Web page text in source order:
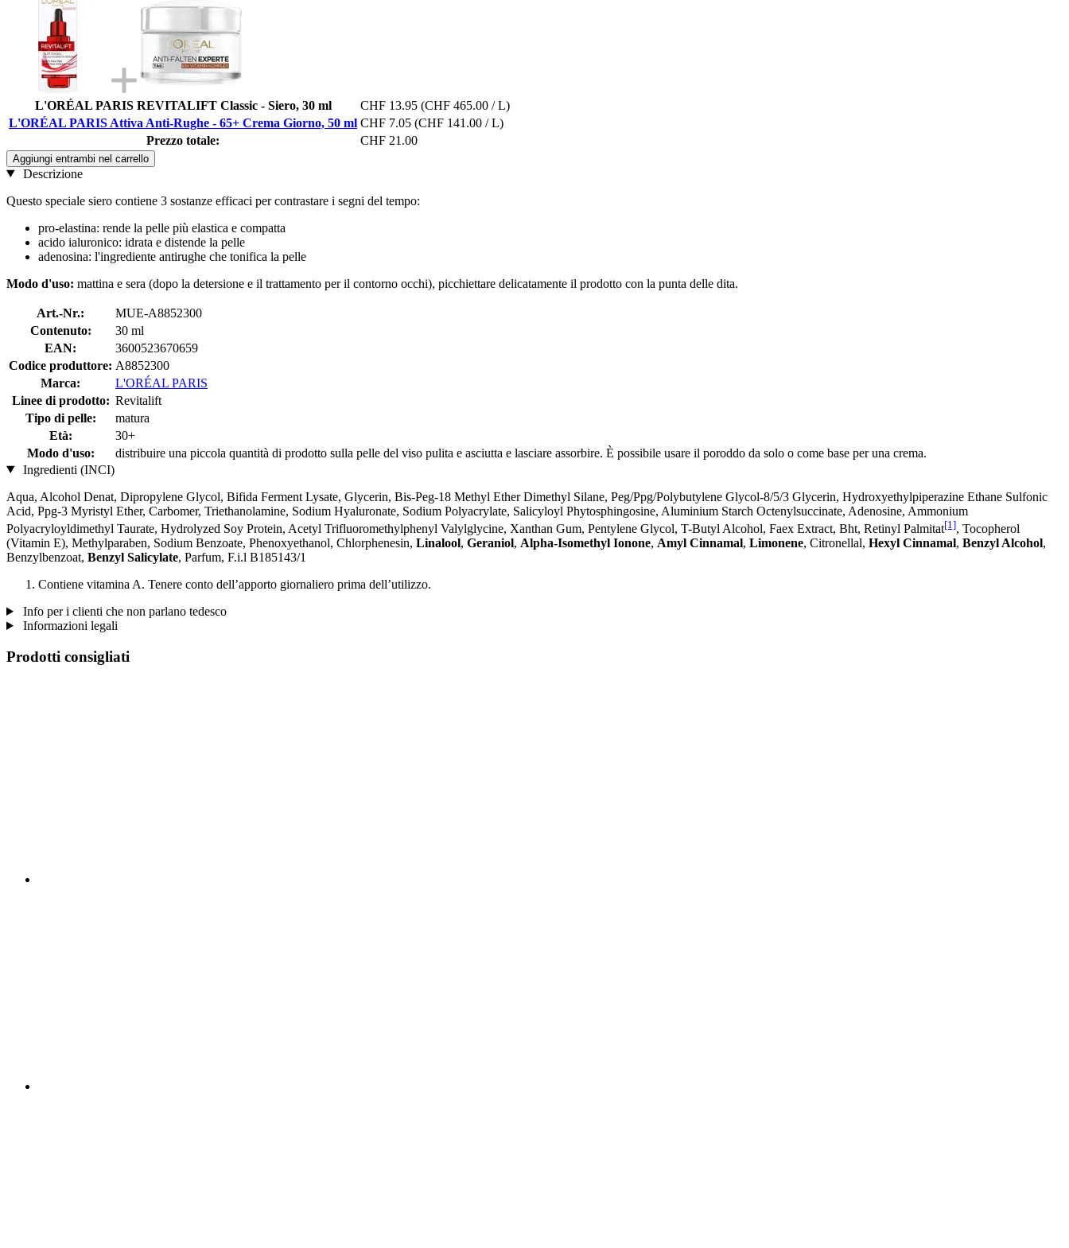
L'ORÉAL PARIS REVITALIFT Classic - Siero, 30 ml CHF 13.95 (CHF 465.00 / L)
L'ORÉAL PARIS Attiva Anti-Rughe - 65+ Crema Giorno, 50 ml CHF 7.05 (CHF 141.00 / L)
Prezzo totale:
CHF 21.00
Aggiungi entrambi nel carrello
Descrizione
Questo speciale siero contiene 3 sostanze efficaci per contrastare i segni del tempo:
pro-elastina: rende la pelle più elastica e compatta
acido ialuronico: idrata e distende la pelle
adenosina: l'ingrediente antirughe che tonifica la pelle
Modo d'uso: mattina e sera (dopo la detersione e il trattamento per il contorno occhi), picchiettare delicatamente il prodotto con la punta delle dita.
Art.-Nr.:
MUE-A8852300
Contenuto:
30 ml
EAN:
3600523670659
Codice produttore: A8852300
Marca:
L'ORÉAL PARIS
Linee di prodotto: Revitalift
Tipo di pelle:
matura
Età:
30+
Modo d'uso:
distribuire una piccola quantità di prodotto sulla pelle del viso pulita e asciutta e lasciare assorbire. È possibile usare il poroddo da solo o come base per una crema.
Ingredienti (INCI)
Aqua, Alcohol Denat, Dipropylene Glycol, Bifida Ferment Lysate, Glycerin, Bis-Peg-18 Methyl Ether Dimethyl Silane, Peg/Ppg/Polybutylene Glycol-8/5/3 Glycerin, Hydroxyethylpiperazine Ethane Sulfonic
Acid, Ppg-3 Myristyl Ether, Carbomer, Triethanolamine, Sodium Hyaluronate, Sodium Polyacrylate, Salicyloyl Phytosphingosine, Aluminium Starch Octenylsuccinate, Adenosine, Ammonium
Polyacryloyldimethyl Taurate, Hydrolyzed Soy Protein, Acetyl Trifluoromethylphenyl Valylglycine, Xanthan Gum, Pentylene Glycol, T-Butyl Alcohol, Faex Extract, Bht, Retinyl Palmitat[1], Tocopherol
(Vitamin E), Methylparaben, Sodium Benzoate, Phenoxyethanol, Chlorphenesin, Linalool, Geraniol, Alpha-Isomethyl Ionone, Amyl Cinnamal, Limonene, Citronellal, Hexyl Cinnamal, Benzyl Alcohol,
Benzylbenzoat, Benzyl Salicylate, Parfum, F.i.l B185143/1
Contiene vitamina A. Tenere conto dell’apporto giornaliero prima dell’utilizzo.
Info per i clienti che non parlano tedesco
Informazioni legali
Prodotti consigliati